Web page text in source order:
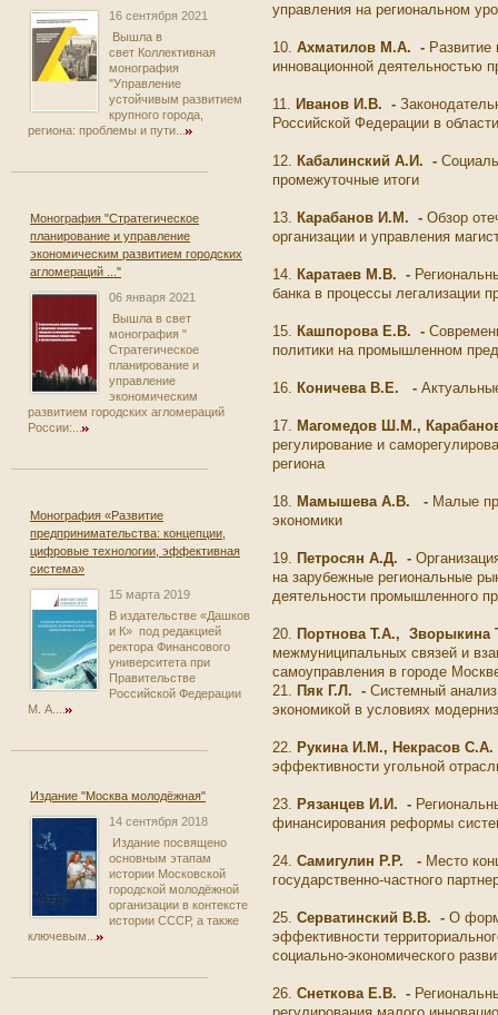
16 сентября 2021
Вышла в
свет Коллективная
монография
"Управление
устойчивым развитием
крупного города,
региона: проблемы и пути...
Монография "Стратегическое
планирование и управление
экономическим развитием городских
агломераций ..."
06 января 2021
Вышла в свет
монография "
Стратегическое
планирование и
управление
экономическим
развитием городских агломераций
России:...
Монография «Развитие
предпринимательства: концепции,
цифровые технологии, эффективная
система»
15 марта 2019
В издательстве «Дашков
и К» под редакцией
ректора Финансового
университета при
Правительстве
Российской Федерации
М. А....
Издание "Москва молодёжная"
14 сентября 2018
Издание посвящено
основным этапам
истории Московской
городской молодёжной
организации в контексте
истории СССР, а также
ключевым...
управления на региональном
10. Ахматилов М.А. -
инновационной
11. Иванов И.В. -
Российской Федерации в
12. Кабалинский А.И. -
промежуточные итоги
13. Карабанов И.М. - Обзор
организации и управления
14. Каратаев М.В. -
банка в процессы легализации
15. Кашпорова Е.В. -
политики на промышленном
16. Коничева В.Е. -
17. Магомедов Ш.М.,
регулирование и
региона
18. Мамышева А.В. - Малые
экономики
19. Петросян А.Д. -
на зарубежные региональные
деятельности промышленного
20. Портнова Т.А., Зворыкина
межмуниципальных связей и
самоуправления в городе
21. Пяк Г.Л. - Системный
экономикой в условиях
22. Рукина И.М., Некрасов С.А.
эффективности угольной
23. Рязанцев И.И. -
финансирования реформы
24. Самигулин Р.Р. - Место
государственно-частного
25. Серватинский В.В. - О
эффективности
социально-экономического
26. Снеткова Е.В. -